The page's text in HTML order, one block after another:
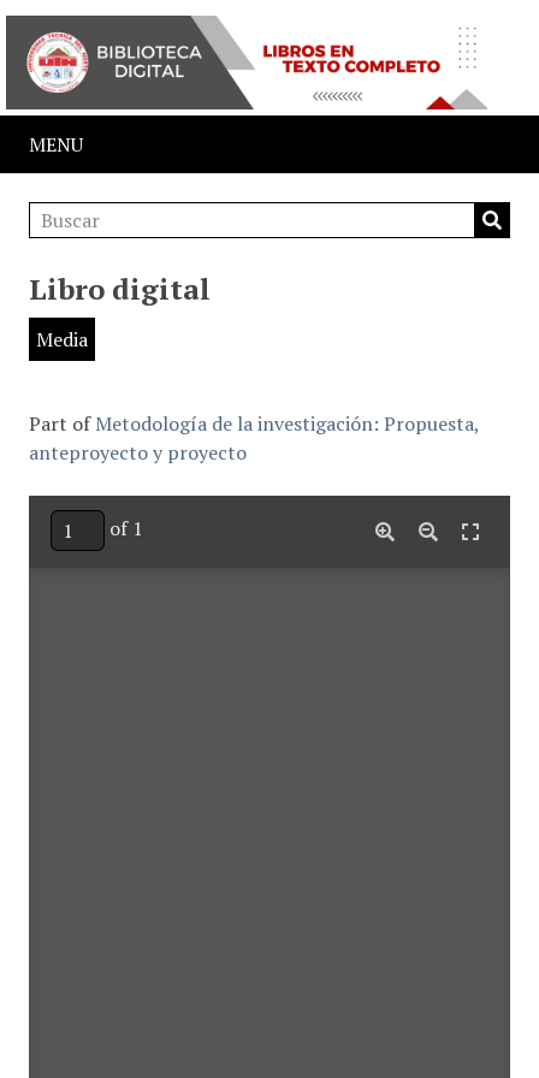
MENU
Libro digital
Media
Part ofMetodología de la investigación: Propuesta,
anteproyecto y proyecto
of 1